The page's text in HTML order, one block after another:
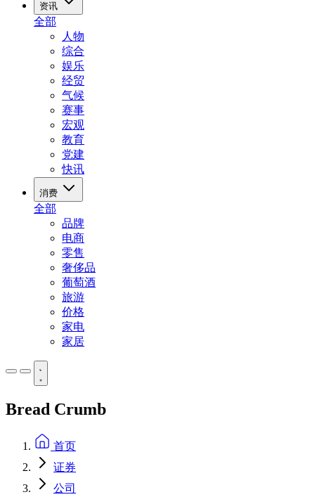
资讯
全部
人物
综合
娱乐
经贸
气候
赛事
宏观
教育
党建
快讯
消费
全部
品牌
电商
零售
奢侈品
葡萄酒
旅游
价格
家电
家居
Bread Crumb
首页
证券
公司